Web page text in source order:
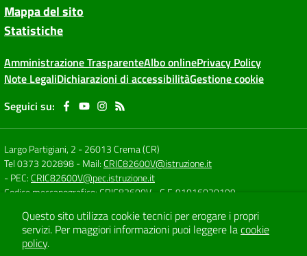
Mappa del sito
Statistiche
Amministrazione TrasparenteAlbo onlinePrivacy Policy
Note LegaliDichiarazioni di accessibilitàGestione cookie
Seguici su:
Largo Partigiani, 2 -26013 Crema (CR)
Tel 0373 202898- Mail:CRIC82600V@istruzione.it
- PEC:CRIC82600V@pec.istruzione.it
Codice meccanografico: CRIC82600V
- C.F. 91016020199
Concept & Design by
Designers Italia
Questo sito utilizza cookie tecnici per erogare i propri
servizi. Per maggiori informazioni puoi leggere lacookie
policy.